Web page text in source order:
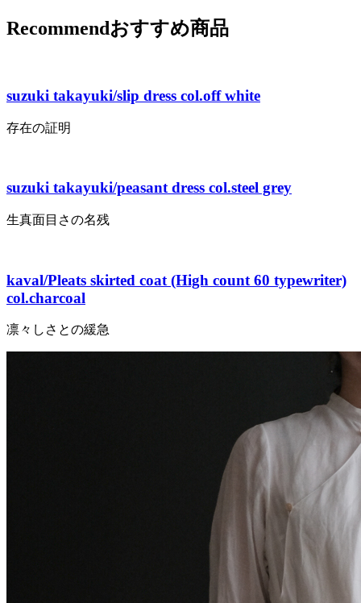
Recommendおすすめ商品
suzuki takayuki/slip dress col.off white
存在の証明
suzuki takayuki/peasant dress col.steel grey
生真面目さの名残
kaval/Pleats skirted coat (High count 60 typewriter)
col.charcoal
凛々しさとの緩急